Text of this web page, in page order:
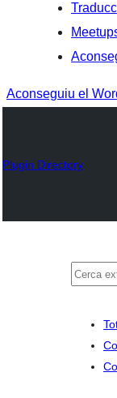
Aconseguiu el
Plugin Directory
Cerca